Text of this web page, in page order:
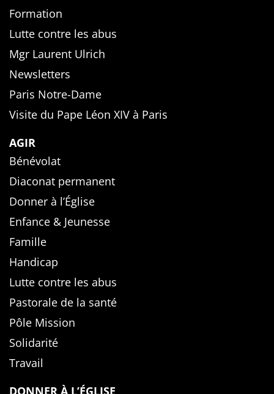
Formation
Lutte contre les abus
Mgr Laurent Ulrich
Newsletters
Paris Notre-Dame
Visite du Pape Léon XIV à Paris
AGIR
Bénévolat
Diaconat permanent
Donner à l’Église
Enfance & Jeunesse
Famille
Handicap
Lutte contre les abus
Pastorale de la santé
Pôle Mission
Solidarité
Travail
DONNER À L’ÉGLISE